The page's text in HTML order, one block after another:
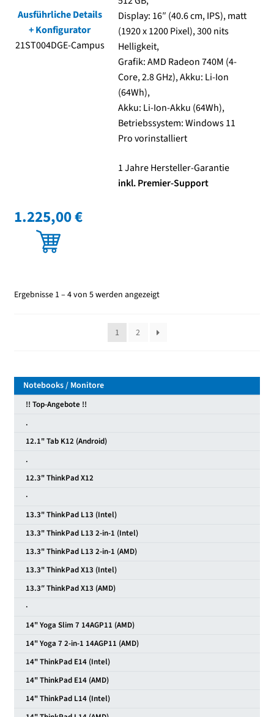
Ausführliche Details
+ Konfigurator
21ST004DGE-Campus
Display: 16″ (40.6 cm, IPS), matt
(1920 x 1200 Pixel), 300 nits
Helligkeit,
Grafik: AMD Radeon 740M (4-
Core, 2.8 GHz), Akku: Li-Ion
(64Wh),
Akku: Li-Ion-Akku (64Wh),
Betriebssystem: Windows 11
Pro vorinstalliert
1 Jahre Hersteller-Garantie
inkl. Premier-Support
1.225,00 €
Ergebnisse 1 – 4 von 5 werden angezeigt
1 2
Notebooks / Monitore
!! Top-Angebote !!
.
12.1" Tab K12 (Android)
.
12.3" ThinkPad X12
·
13.3" ThinkPad L13 (Intel)
13.3" ThinkPad L13 2-in-1 (Intel)
13.3" ThinkPad L13 2-in-1 (AMD)
13.3" ThinkPad X13 (Intel)
13.3″ ThinkPad X13 (AMD)
·
14" Yoga Slim 7 14AGP11 (AMD)
14" Yoga 7 2-in-1 14AGP11 (AMD)
14" ThinkPad E14 (Intel)
14" ThinkPad E14 (AMD)
14" ThinkPad L14 (Intel)